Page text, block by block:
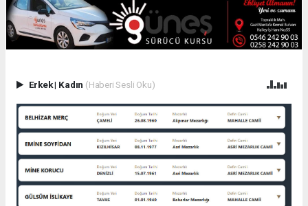
Erkek| Kadın (Haberi Sesli Oku)